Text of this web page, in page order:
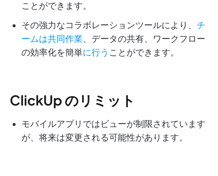
ことができます。
その強力なコラボレーションツールにより、 チ
ームは共同作業、データの共有、ワークフロー
の効率化を簡単に行う ことができます。
ClickUp のリミット
モバイルアプリではビューが制限されています
が、将来は変更される可能性があります。